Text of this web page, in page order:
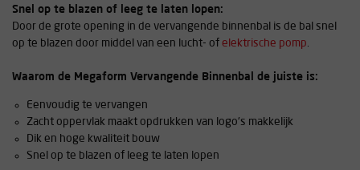
Snel op te blazen of leeg te laten lopen:
Door de grote opening in de vervangende binnenbal is de bal snel
op te blazen door middel van een lucht- of elektrische pomp.
Waarom de Megaform Vervangende Binnenbal de juiste is:
Eenvoudig te vervangen
Zacht oppervlak maakt opdrukken van logo's makkelijk
Dik en hoge kwaliteit bouw
Snel op te blazen of leeg te laten lopen